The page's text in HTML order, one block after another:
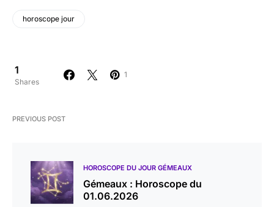
horoscope jour
1
Shares
1
PREVIOUS POST
HOROSCOPE DU JOUR GÉMEAUX
Gémeaux : Horoscope du
01.06.2026